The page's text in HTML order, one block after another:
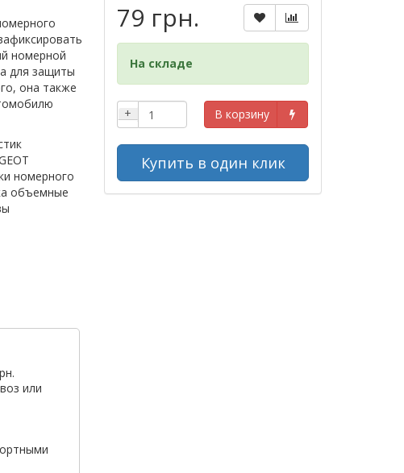
номерной
для защиты
она также
номерного
объемные
или
79 грн.
На складе
+ В корзину
Купить в один клик